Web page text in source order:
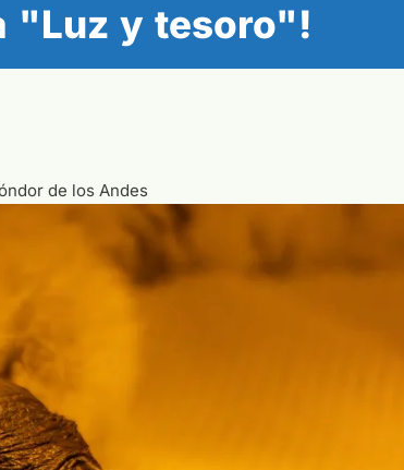
"Luz y tesoro"!
de los Andes